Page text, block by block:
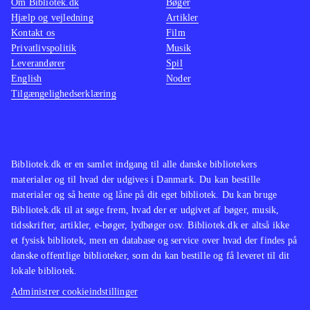
Bibliotek.dk er en samlet indgang til alle danske bibliotekers
materialer og til hvad der udgives i Danmark. Du kan bestille
materialer og så hente og låne på dit eget bibliotek. Du kan bruge
Bibliotek.dk til at søge frem, hvad der er udgivet af bøger, musik,
tidsskrifter, artikler, e-bøger, lydbøger osv. Bibliotek.dk er altså ikke
et fysisk bibliotek, men en database og service over hvad der findes på
danske offentlige biblioteker, som du kan bestille og få leveret til dit
lokale bibliotek.
Administrer cookieindstillinger
Om Bibliotek.dk
Hjælp og vejledning
Kontakt os
Privatlivspolitik
Leverandører
English
Tilgængelighedserklæring
Bøger
Artikler
Film
Musik
Spil
Noder